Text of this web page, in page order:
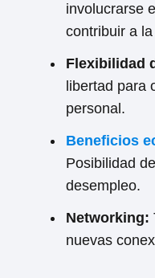
involucrarse
contribuir a
Flexibilidad
libertad para
personal.
Beneficios
Posibilidad
desempleo.
Networking:
nuevas